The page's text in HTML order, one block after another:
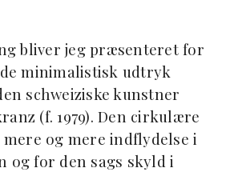
bliver jeg præsenteret for
minimalistisk udtryk
schweiziske kunstner
(f. 1979). Den cirkulære
og mere indflydelse i
og for den sags skyld i